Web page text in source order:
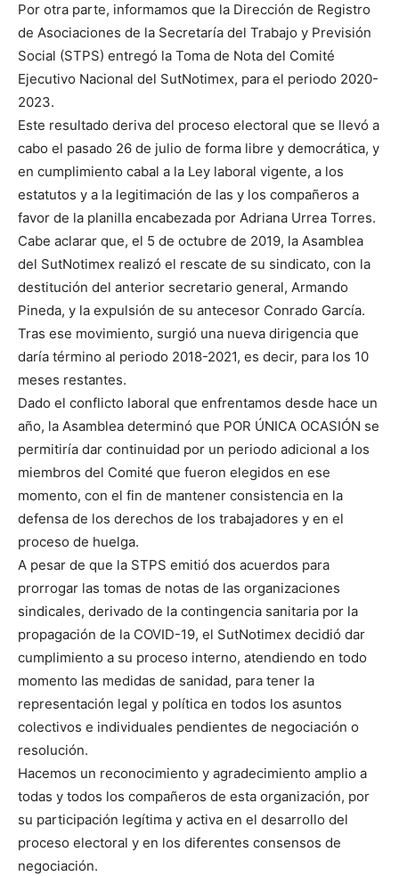
Por otra parte, informamos que la Dirección de Registro
de Asociaciones de la Secretaría del Trabajo y Previsión
Social (STPS) entregó la Toma de Nota del Comité
Ejecutivo Nacional del SutNotimex, para el periodo 2020-
2023.
Este resultado deriva del proceso electoral que se llevó a
cabo el pasado 26 de julio de forma libre y democrática, y
en cumplimiento cabal a la Ley laboral vigente, a los
estatutos y a la legitimación de las y los compañeros a
favor de la planilla encabezada por Adriana Urrea Torres.
Cabe aclarar que, el 5 de octubre de 2019, la Asamblea
del SutNotimex realizó el rescate de su sindicato, con la
destitución del anterior secretario general, Armando
Pineda, y la expulsión de su antecesor Conrado García.
Tras ese movimiento, surgió una nueva dirigencia que
daría término al periodo 2018-2021, es decir, para los 10
meses restantes.
Dado el conflicto laboral que enfrentamos desde hace un
año, la Asamblea determinó que POR ÚNICA OCASIÓN se
permitiría dar continuidad por un periodo adicional a los
miembros del Comité que fueron elegidos en ese
momento, con el fin de mantener consistencia en la
defensa de los derechos de los trabajadores y en el
proceso de huelga.
A pesar de que la STPS emitió dos acuerdos para
prorrogar las tomas de notas de las organizaciones
sindicales, derivado de la contingencia sanitaria por la
propagación de la COVID-19, el SutNotimex decidió dar
cumplimiento a su proceso interno, atendiendo en todo
momento las medidas de sanidad, para tener la
representación legal y política en todos los asuntos
colectivos e individuales pendientes de negociación o
resolución.
Hacemos un reconocimiento y agradecimiento amplio a
todas y todos los compañeros de esta organización, por
su participación legítima y activa en el desarrollo del
proceso electoral y en los diferentes consensos de
negociación.